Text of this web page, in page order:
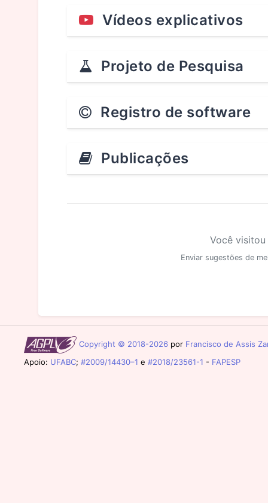
Vídeos explicativos
Projeto de Pesquisa
Registro de software
Publicações
Você
Enviar sugestões de
Copyright © 2018-2026 por Francisco de Assis
Apoio: UFABC; #2009/14430–1 e #2018/23561-1 - FAPESP